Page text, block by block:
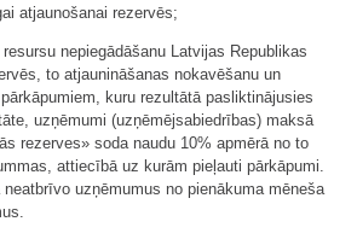
atjaunošanai rezervēs;
nepiegādāšanu Latvijas Republikas
to atjaunināšanas nokavēšanu un
kuru rezultātā pasliktinājusies
uzņēmumi (uzņēmējsabiedrības) maksā
rezerves» soda naudu 10% apmērā no to
attiecībā uz kurām pieļauti pārkāpumi.
uzņēmumus no pienākuma mēneša